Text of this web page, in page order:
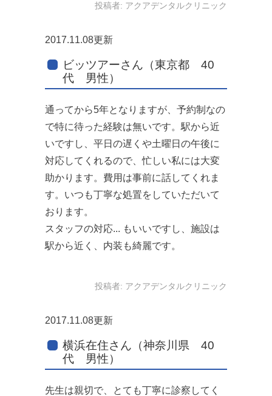
投稿者: アクアデンタルクリニック
2017.11.08更新
ビッツアーさん（東京都 40
代 男性）
通ってから5年となりますが、予約制なの
で特に待った経験は無いです。駅から近
いですし、平日の遅くや土曜日の午後に
対応してくれるので、忙しい私には大変
助かります。費用は事前に話してくれま
す。いつも丁寧な処置をしていただいて
おります。
スタッフの対応... もいいですし、施設は
駅から近く、内装も綺麗です。
投稿者: アクアデンタルクリニック
2017.11.08更新
横浜在住さん（神奈川県 40
代 男性）
先生は親切で、とても丁寧に診察してく